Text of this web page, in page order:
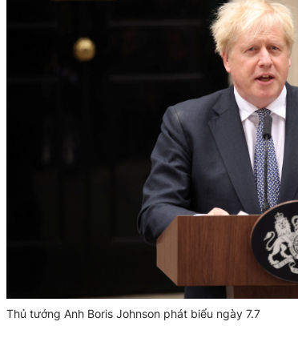
Thủ tướng Anh Boris Johnson phát biểu ngày 7.7